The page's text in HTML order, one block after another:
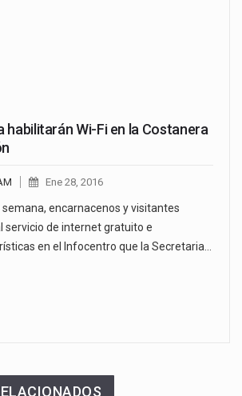
habilitarán Wi-Fi en la Costanera
Ene 28, 2016
semana, encarnacenos y visitantes
servicio de internet gratuito e
en el Infocentro que la Secretaria…